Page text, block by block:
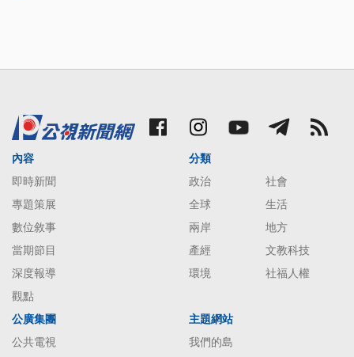
內容
即時新聞
專題策展
數位敘事
當期節目
深度報導
觀點
分類
政治
社會
全球
生活
兩岸
地方
產經
文教科技
環境
社福人權
公廣集團
公共電視
主題網站
我們的島